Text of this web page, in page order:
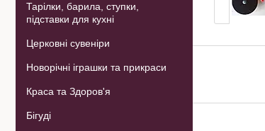
Тарілки, барила, ступки,
підставки для кухні
Церковні сувеніри
Новорічні іграшки та прикраси
Краса та Здоров'я
Бігуді